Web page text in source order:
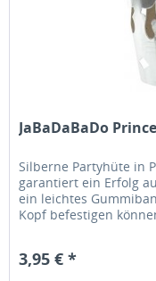
JaBaDaBaDo
Silberne Partyhüte in
garantiert ein Erfolg
ein leichtes
Kopf befestigen
3,95 € *